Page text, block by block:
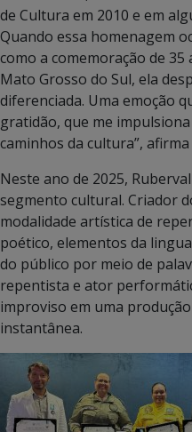
de Cultura em 2010 e em
Quando essa homenagem
como a comemoração de
Mato Grosso do Sul, ela
diferenciada. Uma emoção
gratidão, que me
caminhos da cultura”,
Neste ano de 2025,
segmento cultural. Criador
modalidade artística de
poético, elementos da
do público por meio de
repentista e ator
improviso em uma
instantânea.